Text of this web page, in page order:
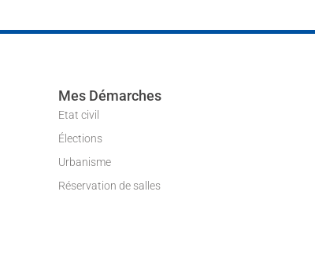
Mes Démarches
Etat civil
Élections
Urbanisme
Réservation de salles